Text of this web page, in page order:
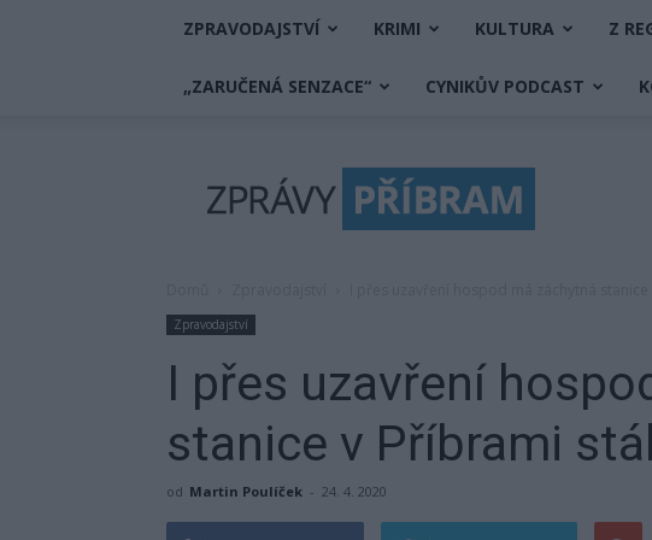
ZPRAVODAJSTVÍ KRIMI KULTURA Z
„ZARUČENÁ SENZACE“ CYNIKŮV PODCAST
Příbram
Zpravodajství
I přes uzavření
stanice v Příbrami
od Martin Poulíček - 24. 4. 2020